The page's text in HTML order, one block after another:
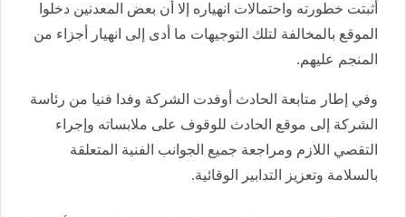
أثبتت خطورته واحتمالات انهياره إلا أن بعض المعدنين دخلوا
الموقع بالمخالفة لتلك التوجيهات ما أدى إلى انهيار أجزاء من
المنجم عليهم.
وفي إطار متابعة الحادث أوفدت الشركة وفدا فنيا من رئاسة
الشركة إلى موقع الحادث للوقوف على ملابساته وإجراء
التقصي اللازم ومراجعة جميع الجوانب الفنية المتعلقة
بالسلامة وتعزيز التدابير الوقائية.